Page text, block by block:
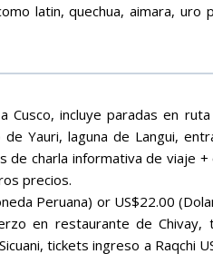
latin, quechua, aimara, uro
Cusco, incluye paradas en
Yauri, laguna de Langui,
de charla informativa de viaje
precios.
Peruana) or US$22.00
en restaurante de Chivay,
tickets ingreso a Raqchi